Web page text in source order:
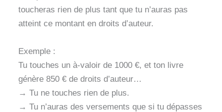
toucheras rien de plus tant que tu n’auras pas
atteint ce montant en droits d’auteur.
Exemple :
Tu touches un à-valoir de 1000 €, et ton livre
génère 850 € de droits d’auteur…
→ Tu ne touches rien de plus.
→ Tu n’auras des versements que si tu dépasses